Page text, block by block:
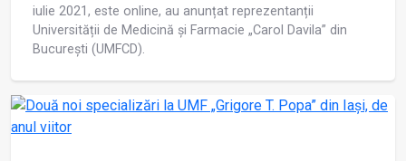
iulie 2021, este online, au anunțat reprezentanții
Universității de Medicină și Farmacie „Carol Davila” din
București (UMFCD).